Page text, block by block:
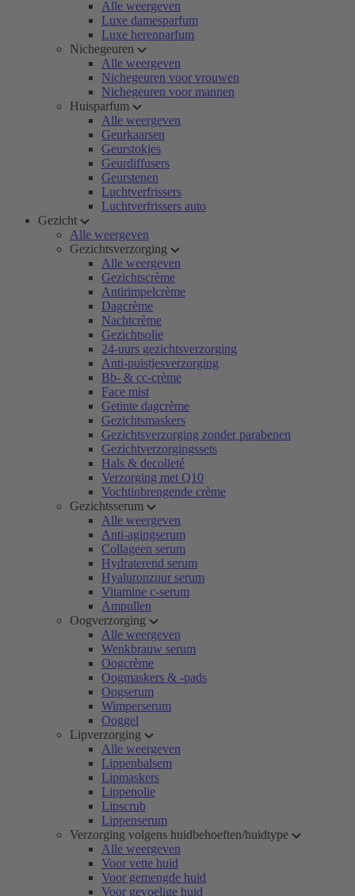
Alle weergeven
Luxe damesparfum
Luxe herenparfum
Nichegeuren
Alle weergeven
Nichegeuren voor vrouwen
Nichegeuren voor mannen
Huisparfum
Alle weergeven
Geurkaarsen
Geurstokjes
Geurdiffusers
Geurstenen
Luchtverfrissers
Luchtverfrissers auto
Gezicht
Alle weergeven
Gezichtsverzorging
Alle weergeven
Gezichtscrème
Antirimpelcrème
Dagcrème
Nachtcrème
Gezichtsolie
24-uurs gezichtsverzorging
Anti-puistjesverzorging
Bb- & cc-crème
Face mist
Getinte dagcrème
Gezichtsmaskers
Gezichtsverzorging zonder parabenen
Gezichtverzorgingssets
Hals & decolleté
Verzorging met Q10
Vochtinbrengende crème
Gezichtsserum
Alle weergeven
Anti-agingserum
Collageen serum
Hydraterend serum
Hyaluronzuur serum
Vitamine c-serum
Ampullen
Oogverzorging
Alle weergeven
Wenkbrauw serum
Oogcrème
Oogmaskers & -pads
Oogserum
Wimperserum
Ooggel
Lipverzorging
Alle weergeven
Lippenbalsem
Lipmaskers
Lippenolie
Lipscrub
Lippenserum
Verzorging volgens huidbehoeften/huidtype
Alle weergeven
Voor vette huid
Voor gemengde huid
Voor gevoelige huid